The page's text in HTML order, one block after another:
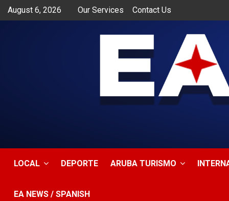
August 6, 2026 Our Services Contact Us
LOCAL DEPORTE ARUBA TURISMO
EA NEWS / SPANISH